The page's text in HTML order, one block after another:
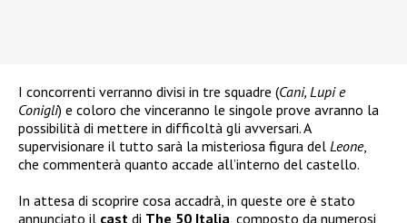
I concorrenti verranno divisi in tre squadre (Cani, Lupi e
Conigli) e coloro che vinceranno le singole prove avranno la
possibilità di mettere in difficoltà gli avversari. A
supervisionare il tutto sarà la misteriosa figura del Leone,
che commenterà quanto accade all’interno del castello.
In attesa di scoprire cosa accadrà, in queste ore è stato
annunciato il cast di The 50 Italia, composto da numerosi